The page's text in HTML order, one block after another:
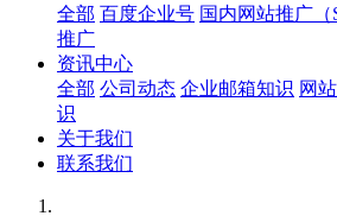
全部 百度企业号 国内网站推广（
推广
资讯中心
全部 公司动态 企业邮箱知识 网
识
关于我们
联系我们